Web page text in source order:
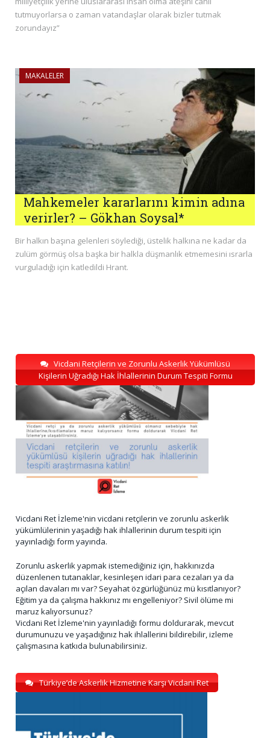
tutmuyorlarsa o zaman vatandaşlar olarak bizler tutmak
zorundayız”
MAKALELER
Mahkemeler kararlarını kimin adına
verirler? – Gökhan Soysal*
Bir halkın başına gelenleri söylediği, üstelik halkına ne kadar da
zulüm görmüş olsa başka bir halkla düşmanlık etmemesini ısrarla
vurguladığı için katledildi Hrant.
Vicdani Retçilerin ve Zorunlu Askerlik Yükümlüsü
Kişilerin Uğradığı Hak İhlallerinin Durum Tespiti Formu
Vicdani Ret İzleme'nin vicdani retçilerin ve zorunlu askerlik
yükümlülerinin yaşadığı hak ihlallerinin durum tespiti için
yayınladığı form yayında.
Zorunlu askerlik yapmak istemediğiniz için, hakkınızda
düzenlenen tutanaklar, kesinleşen idari para cezaları ya da
açılan davaları mı var? Seyahat özgürlüğünüz mü kısıtlanıyor?
Eğitim ya da çalışma hakkınız mı engelleniyor? Sivil ölüme mi
maruz kalıyorsunuz?
Vicdani Ret İzleme'nin yayınladığı formu doldurarak, mevcut
durumunuzu ve yaşadığınız hak ihlallerini bildirebilir, izleme
çalışmasına katkıda bulunabilirsiniz.
Türkiye’de Askerlik Hizmetine Karşı Vicdani Ret